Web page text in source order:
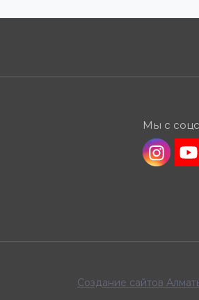
Мы с
Создание сайтов